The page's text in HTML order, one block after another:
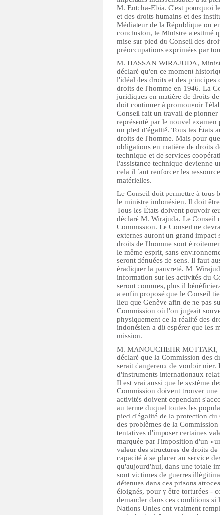
M. Entcha-Ebia. C'est pourquoi
et des droits humains et des
Médiateur de la République ou
conclusion, le Ministre a estimé
mise sur pied du Conseil des
préoccupations exprimées par
M. HASSAN WIRAJUDA,
déclaré qu'en ce moment
l'idéal des droits et des
droits de l'homme en 1946. La
juridiques en matière de droits
doit continuer à promouvoir
Conseil fait un travail de pionner
représenté par le nouvel
un pied d'égalité. Tous les États
droits de l'homme. Mais pour
obligations en matière de droits
technique et de services
l'assistance technique devienne
cela il faut renforcer les
matérielles.
Le Conseil doit permettre à tous
le ministre indonésien. Il doit
Tous les États doivent pouvoir
déclaré M. Wirajuda. Le Conseil
Commission. Le Conseil ne
externes auront un grand impact
droits de l'homme sont
le même esprit, sans
seront dénuées de sens. Il faut
éradiquer la pauvreté. M.
information sur les activités du
seront connues, plus il
a enfin proposé que le Conseil
lieu que Genève afin de ne pas
Commission où l'on jugeait
physiquement de la réalité des
indonésien a dit espérer que les
mission.
M. MANOUCHEHR MOTTAKI,
déclaré que la Commission des
serait dangereux de vouloir nier.
d'instruments internationaux
Il est vrai aussi que le système
Commission doivent trouver une
activités doivent cependant
au terme duquel toutes les
pied d'égalité de la protection
des problèmes de la
tentatives d'imposer certaines
marquée par l'imposition d'un
valeur des structures de droits
capacité à se placer au service
qu'aujourd'hui, dans une totale
sont victimes de guerres
détenues dans des prisons
éloignés, pour y être torturées -
demander dans ces conditions si
Nations Unies ont vraiment